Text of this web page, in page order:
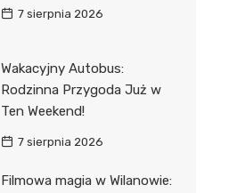
7 sierpnia 2026
Wakacyjny Autobus:
Rodzinna Przygoda Już w
Ten Weekend!
7 sierpnia 2026
Filmowa magia w Wilanowie: